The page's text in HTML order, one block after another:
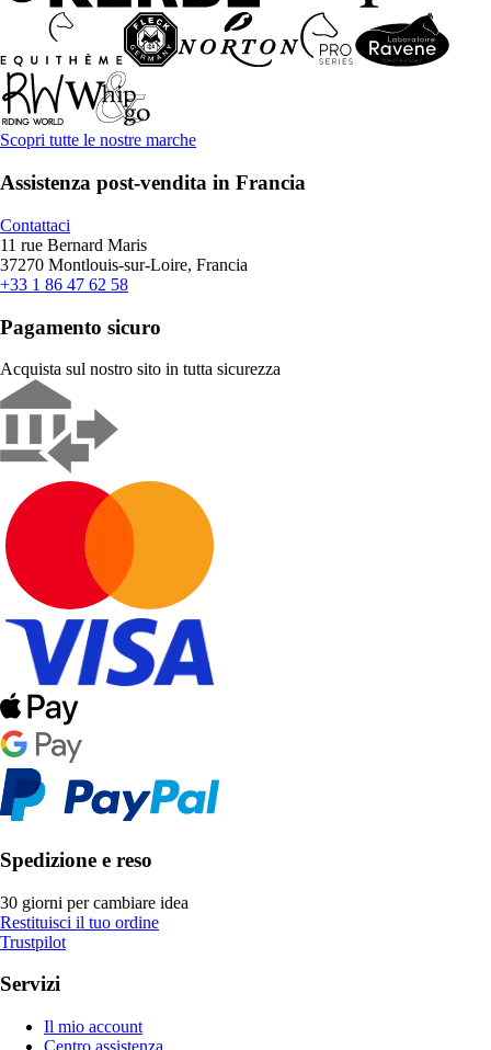
Scopri tutte le nostre marche
Assistenza post-vendita in Francia
Contattaci
11 rue Bernard Maris
37270 Montlouis-sur-Loire, Francia
+33 1 86 47 62 58
Pagamento sicuro
Acquista sul nostro sito in tutta sicurezza
Spedizione e reso
30 giorni per cambiare idea
Restituisci il tuo ordine
Trustpilot
Servizi
Il mio account
Centro assistenza